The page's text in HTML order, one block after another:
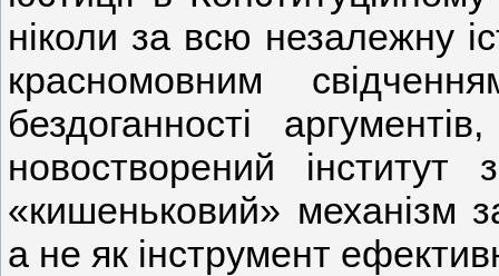
ніколи за всю незалежну
красномовним
бездоганності
новостворений інститут
«кишеньковий» механізм
а не як інструмент